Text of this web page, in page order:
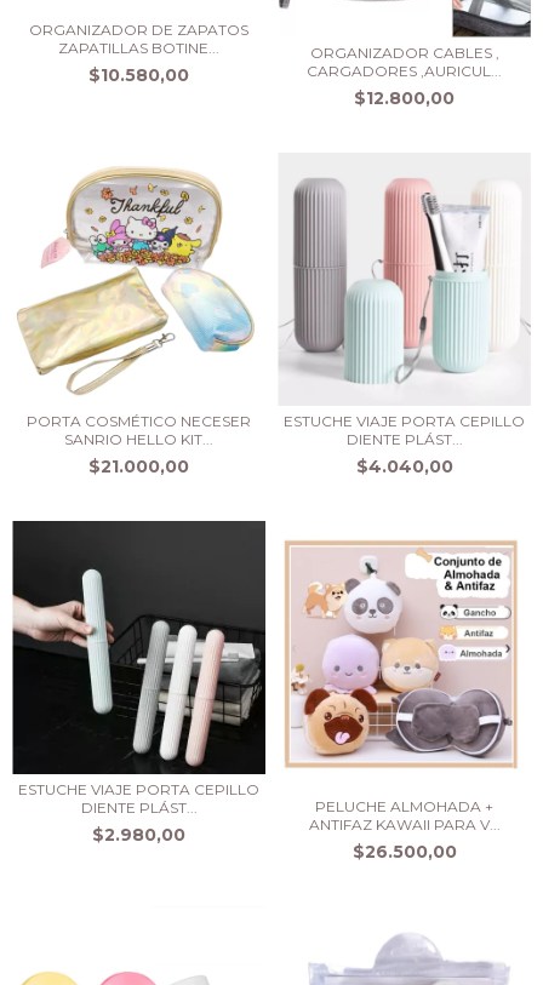
ORGANIZADOR DE ZAPATOS
ZAPATILLAS BOTINE...
$10.580,00
ORGANIZADOR CABLES ,
CARGADORES ,AURICUL...
$12.800,00
PORTA COSMÉTICO NECESER
SANRIO HELLO KIT...
$21.000,00
ESTUCHE VIAJE PORTA CEPILLO
DIENTE PLÁST...
$4.040,00
ESTUCHE VIAJE PORTA CEPILLO
DIENTE PLÁST...
$2.980,00
PELUCHE ALMOHADA +
ANTIFAZ KAWAII PARA V...
$26.500,00